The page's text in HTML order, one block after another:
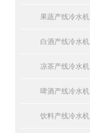
果蔬产线冷水机
白酒产线冷水机
凉茶产线冷水机
啤酒产线冷水机
饮料产线冷水机